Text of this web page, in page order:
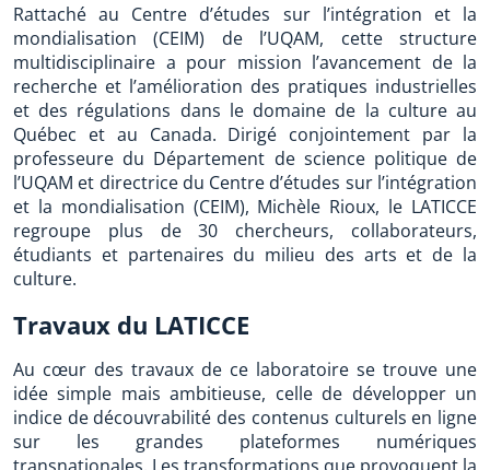
Rattaché au Centre d’études sur l’intégration et la
mondialisation (CEIM) de l’UQAM, cette structure
multidisciplinaire a pour mission l’avancement de la
recherche et l’amélioration des pratiques industrielles
et des régulations dans le domaine de la culture au
Québec et au Canada. Dirigé conjointement par la
professeure du Département de science politique de
l’UQAM et directrice du Centre d’études sur l’intégration
et la mondialisation (CEIM), Michèle Rioux, le LATICCE
regroupe plus de 30 chercheurs, collaborateurs,
étudiants et partenaires du milieu des arts et de la
culture.
Travaux du LATICCE
Au cœur des travaux de ce laboratoire se trouve une
idée simple mais ambitieuse, celle de développer un
indice de découvrabilité des contenus culturels en ligne
sur les grandes plateformes numériques